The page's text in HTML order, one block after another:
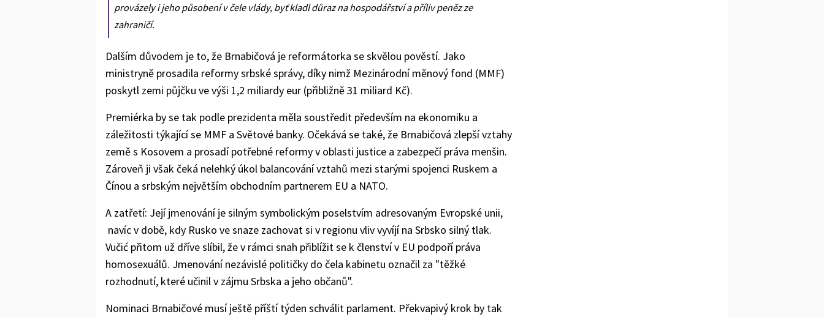
provázely i jeho působení v čele vlády, byť kladl důraz na hospodářství a příliv peněz ze
zahraničí.
Dalším důvodem je to, že Brnabičová je reformátorka se skvělou pověstí. Jako
ministryně prosadila reformy srbské správy, díky nimž Mezinárodní měnový fond (MMF)
poskytl zemi půjčku ve výši 1,2 miliardy eur (přibližně 31 miliard Kč).
Premiérka by se tak podle prezidenta měla soustředit především na ekonomiku a
záležitosti týkající se MMF a Světové banky. Očekává se také, že Brnabičová zlepší vztahy
země s Kosovem a prosadí potřebné reformy v oblasti justice a zabezpečí práva menšin.
Zároveň ji však čeká nelehký úkol balancování vztahů mezi starými spojenci Ruskem a
Čínou a srbským největším obchodním partnerem EU a NATO.
A zatřetí: Její jmenování je silným symbolickým poselstvím adresovaným Evropské unii,
navíc v době, kdy Rusko ve snaze zachovat si v regionu vliv vyvíjí na Srbsko silný tlak.
Vučić přitom už dříve slíbil, že v rámci snah přiblížit se k členství v EU podpoří práva
homosexuálů. Jmenování nezávislé političky do čela kabinetu označil za "těžké
rozhodnutí, které učinil v zájmu Srbska a jeho občanů".
Nominaci Brnabičové musí ještě příští týden schválit parlament. Překvapivý krok by tak